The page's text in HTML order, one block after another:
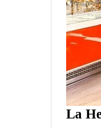
La